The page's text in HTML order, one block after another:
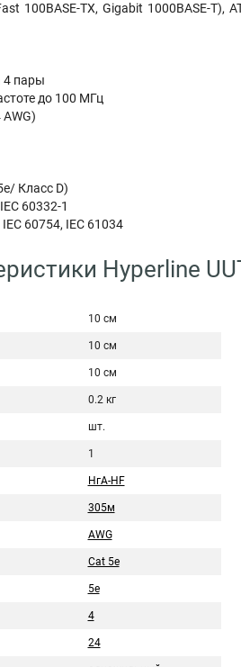
100BASE-TX, Gigabit 1000BASE-T),
4 пары
до 100 МГц
Класс D)
60332-1
60754, IEC 61034
Hyperline
10 см
10 см
10 см
0.2 кг
шт.
1
НгА-HF
305м
AWG
Cat 5e
5e
4
24